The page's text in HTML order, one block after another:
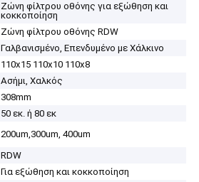
Ζώνη φίλτρου οθόνης για εξώθηση και
κοκκοποίηση
Ζώνη φίλτρου οθόνης RDW
Γαλβανισμένο, Επενδυμένο με Χάλκινο
110x15 110x10 110x8
Ασήμι, Χαλκός
308mm
50 εκ. ή 80 εκ
200um,300um, 400um
RDW
Για εξώθηση και κοκκοποίηση